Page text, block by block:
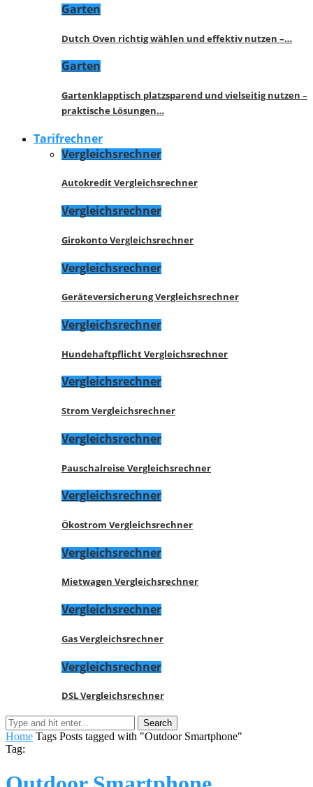
Garten
Dutch Oven richtig wählen und effektiv nutzen –…
Garten
Gartenklapptisch platzsparend und vielseitig nutzen –
praktische Lösungen…
Tarifrechner
Vergleichsrechner
Autokredit Vergleichsrechner
Vergleichsrechner
Girokonto Vergleichsrechner
Vergleichsrechner
Geräteversicherung Vergleichsrechner
Vergleichsrechner
Hundehaftpflicht Vergleichsrechner
Vergleichsrechner
Strom Vergleichsrechner
Vergleichsrechner
Pauschalreise Vergleichsrechner
Vergleichsrechner
Ökostrom Vergleichsrechner
Vergleichsrechner
Mietwagen Vergleichsrechner
Vergleichsrechner
Gas Vergleichsrechner
Vergleichsrechner
DSL Vergleichsrechner
Home Tags Posts tagged with "Outdoor Smartphone"
Tag: